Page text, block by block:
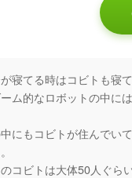
寝てる時はコビトも寝
ム的なロボットの中に
にもコビトが住んでい
コビトは大体50人ぐら